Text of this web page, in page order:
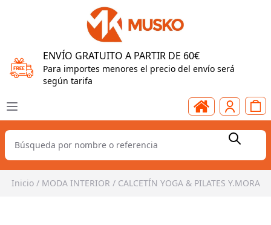
ENVÍO GRATUITO A PARTIR DE 60€
Para importes menores el precio del envío será
según tarifa
Inicio / MODA INTERIOR / CALCETÍN YOGA & PILATES Y.MORA